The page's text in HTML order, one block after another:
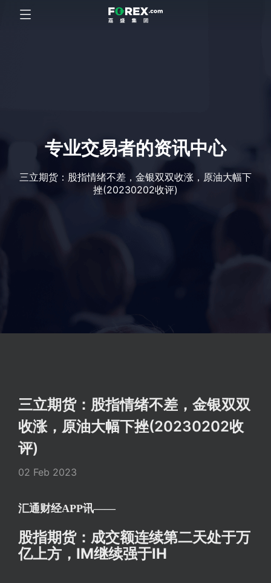
专业交易者的资讯中心
三立期货：股指情绪不差，金银双双收涨，原油大幅下
挫(20230202收评)
三立期货：股指情绪不差，金银双双
收涨，原油大幅下挫(20230202收
评)
02 Feb 2023
汇通财经APP讯——
股指期货：成交额连续第二天处于万
亿上方，IM继续强于IH